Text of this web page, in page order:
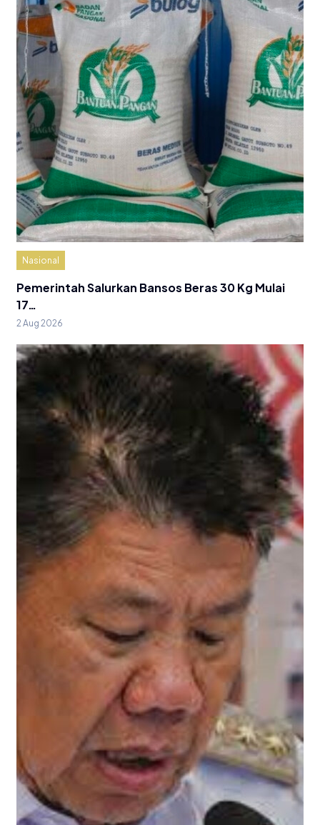
Nasional
Pemerintah Salurkan Bansos Beras 30 Kg Mulai
17…
2 Aug 2026